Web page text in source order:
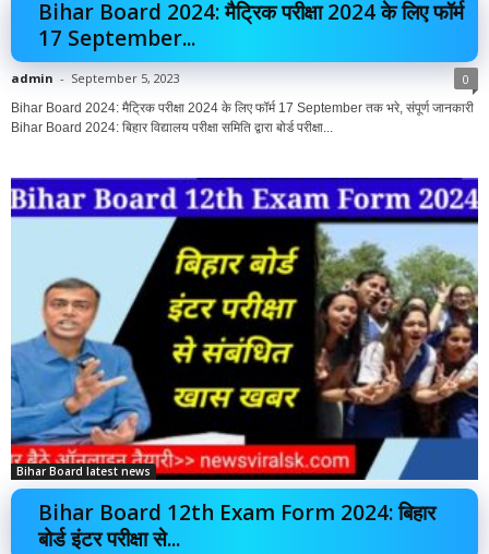
Bihar Board 2024: मैट्रिक परीक्षा 2024 के लिए फॉर्म
17 September...
admin - September 5, 2023 0
Bihar Board 2024: मैट्रिक परीक्षा 2024 के लिए फॉर्म 17 September तक भरे, संपूर्ण जानकारी
Bihar Board 2024: बिहार विद्यालय परीक्षा समिति द्वारा बोर्ड परीक्षा...
Bihar Board latest news
Bihar Board 12th Exam Form 2024: बिहार
बोर्ड इंटर परीक्षा से...